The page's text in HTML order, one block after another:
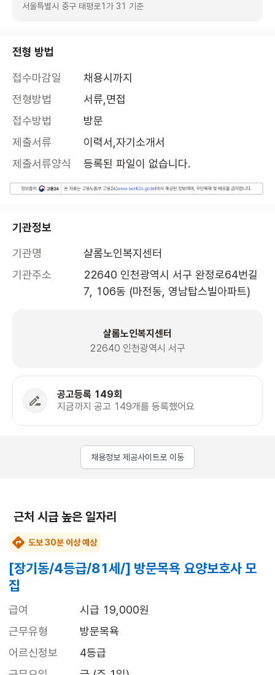
서울특별시 중구 태평로1가 31 기준
전형 방법
접수마감일
채용시까지
전형방법
서류,면접
접수방법
방문
제출서류
이력서,자기소개서
제출서류양식
등록된 파일이 없습니다.
기관정보
기관명
샬롬노인복지센터
기관주소
22640 인천광역시 서구 완정로64번길
7, 106동 (마전동, 영남탑스빌아파트)
샬롬노인복지센터
22640 인천광역시 서구
공고등록 149회
지금까지 공고 149개를 등록했어요
채용정보 제공사이트로 이동
근처 시급 높은 일자리
도보 30분 이상 예상
[장기동/4등급/81세/] 방문목욕 요양보호사 모
집
급여
시급 19,000원
근무유형
방문목욕
어르신정보
4등급